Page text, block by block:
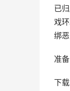
已
戏
绑
准
下